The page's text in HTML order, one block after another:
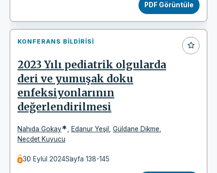
PDF Görüntüle
KONFERANS BILDIRISI
2023 Yılı pediatrik olgularda
deri ve yumuşak doku
enfeksiyonlarının
değerlendirilmesi
Nahıda Gokay* Edanur Yeşil Güldane Dikme
Necdet Kuyucu
30 Eylül 2024Sayfa 138-145